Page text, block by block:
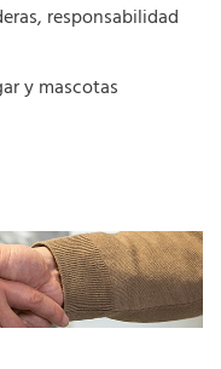
responsabilidad
y mascotas